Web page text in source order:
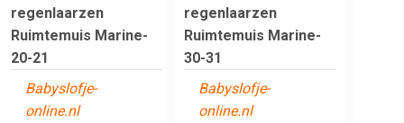
regenlaarzen
Ruimtemuis Marine-
20-21
Babyslofje-
online.nl
regenlaarzen
Ruimtemuis Marine-
30-31
Babyslofje-
online.nl